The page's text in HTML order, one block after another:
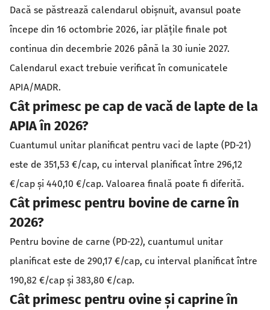
Dacă se păstrează calendarul obișnuit, avansul poate
începe din 16 octombrie 2026, iar plățile finale pot
continua din decembrie 2026 până la 30 iunie 2027.
Calendarul exact trebuie verificat în comunicatele
APIA/MADR.
Cât primesc pe cap de vacă de lapte de la
APIA în 2026?
Cuantumul unitar planificat pentru vaci de lapte (PD-21)
este de 351,53 €/cap, cu interval planificat între 296,12
€/cap și 440,10 €/cap. Valoarea finală poate fi diferită.
Cât primesc pentru bovine de carne în
2026?
Pentru bovine de carne (PD-22), cuantumul unitar
planificat este de 290,17 €/cap, cu interval planificat între
190,82 €/cap și 383,80 €/cap.
Cât primesc pentru ovine și caprine în